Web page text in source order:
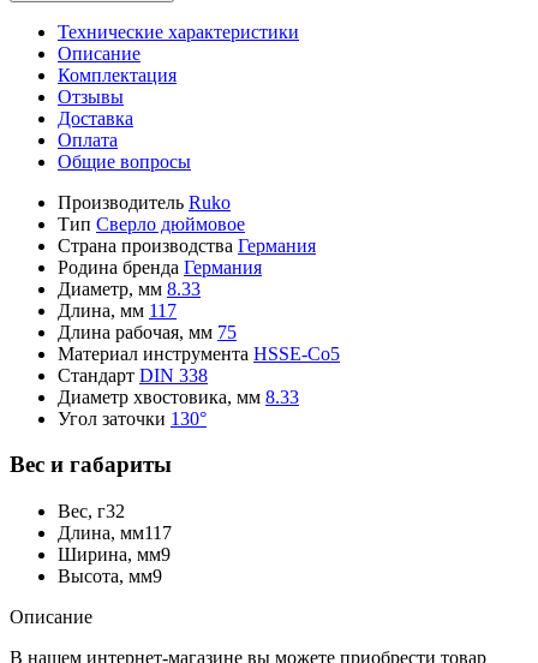
Технические характеристики
Описание
Комплектация
Отзывы
Доставка
Оплата
Общие вопросы
Производитель Ruko
Тип Сверло дюймовое
Страна производства Германия
Родина бренда Германия
Диаметр, мм 8.33
Длина, мм 117
Длина рабочая, мм 75
Материал инструмента HSSE-Co5
Стандарт DIN 338
Диаметр хвостовика, мм 8.33
Угол заточки 130°
Вес и габариты
Вес, г32
Длина, мм117
Ширина, мм9
Высота, мм9
Описание
В нашем интернет-магазине вы можете приобрести товар